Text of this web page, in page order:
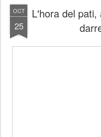
OCT
25
L'hora del